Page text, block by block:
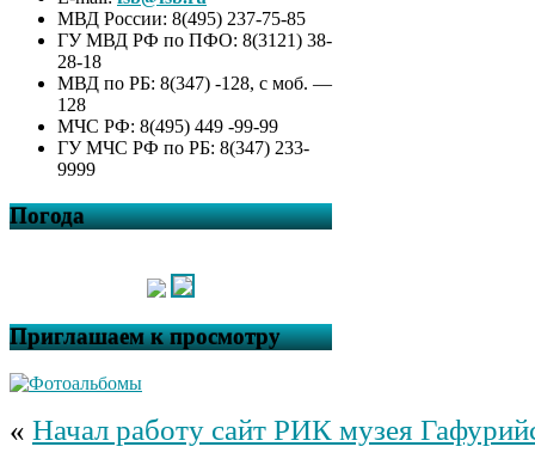
МВД России: 8(495) 237-75-85
ГУ МВД РФ по ПФО: 8(3121) 38-
28-18
МВД по РБ: 8(347) -128, с моб. —
128
МЧС РФ: 8(495) 449 -99-99
ГУ МЧС РФ по РБ: 8(347) 233-
9999
Погода
Приглашаем к просмотру
« Начал работу сайт РИК музея